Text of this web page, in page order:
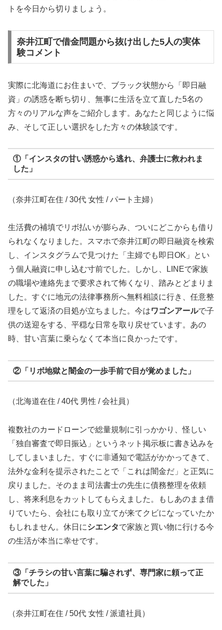
トを今日から切りましょう。
奈井江町で借金問題から抜け出した5人の実体
験コメント
実際に北海道にお住まいで、ブラック状態から「即日融
資」の誘惑を断ち切り、無事に生活を立て直した5名の
方々のリアルな声をご紹介します。あなたと同じように悩
み、そして正しい選択をした方々の体験談です。
①「インスタの甘い誘惑から逃れ、弁護士に救われま
した」
（奈井江町在住 / 30代 女性 / パート主婦）
生活費の補填でリボ払いが膨らみ、ついにどこからも借り
られなくなりました。スマホで奈井江町の即日融資を検索
し、インスタグラムで見つけた「主婦でも即日OK」とい
う個人融資に申し込む寸前でした。しかし、LINEで家族
の職場や連絡先まで要求されて怖くなり、踏みとどまりま
した。すぐに地元の法律事務所へ無料相談に行き、任意整
理をして返済の目処が立ちました。今はワゴンアールで子
供の送迎をする、平穏な日常を取り戻せています。あの
時、甘い言葉に乗らなくて本当に良かったです。
②「リボ地獄と闇金の一歩手前で目が覚めました」
（北海道在住 / 40代 男性 / 会社員）
複数社のカードローンで総量規制に引っかかり、怪しい
「独自審査で即日振込」というネット掲示板に書き込みを
してしまいました。すぐに非通知で電話がかかってきて、
法外な金利を提示されたことで「これは闇金だ」と正気に
戻りました。そのまま司法書士の先生に債務整理を依頼
し、将来利息をカットしてもらえました。もしあのまま借
りていたら、会社にも取り立てが来てクビになっていたか
もしれません。休日にシエンタで家族と買い物に行ける今
の生活が本当に幸せです。
③「チラシの甘い言葉に騙されず、専門家に頼って正
解でした」
（奈井江町在住 / 50代 女性 / 派遣社員）